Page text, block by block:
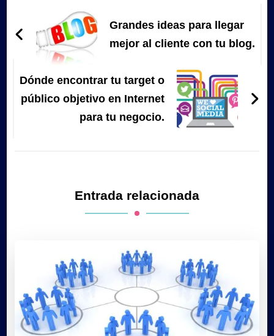
de
entradas
Grandes ideas para llegar
mejor al cliente con tu blog.
Dónde encontrar tu target o
público objetivo en Internet
para tu negocio.
Entrada relacionada